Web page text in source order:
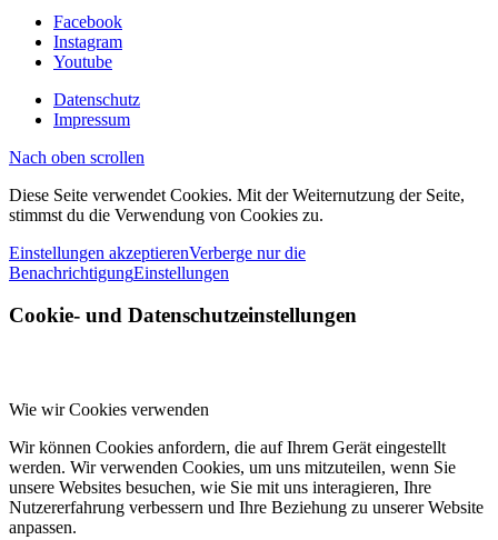
Facebook
Instagram
Youtube
Datenschutz
Impressum
Nach oben scrollen
Diese Seite verwendet Cookies. Mit der Weiternutzung der Seite,
stimmst du die Verwendung von Cookies zu.
Einstellungen akzeptierenVerberge nur die
BenachrichtigungEinstellungen
Cookie- und Datenschutzeinstellungen
Wie wir Cookies verwenden
Wir können Cookies anfordern, die auf Ihrem Gerät eingestellt
werden. Wir verwenden Cookies, um uns mitzuteilen, wenn Sie
unsere Websites besuchen, wie Sie mit uns interagieren, Ihre
Nutzererfahrung verbessern und Ihre Beziehung zu unserer Website
anpassen.